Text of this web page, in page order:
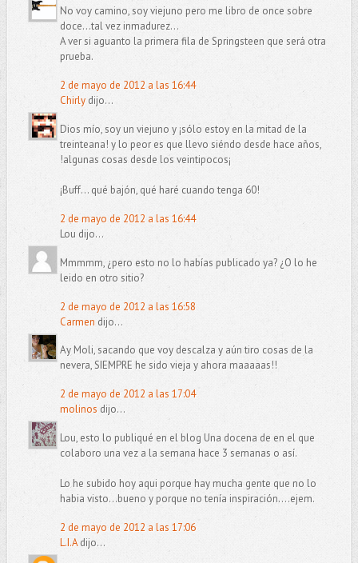
No voy camino, soy viejuno pero me libro de once sobre
doce...tal vez inmadurez...
A ver si aguanto la primera fila de Springsteen que será otra
prueba.
2 de mayo de 2012 a las 16:44
Chirlydijo...
Dios mío, soy un viejuno y ¡sólo estoy en la mitad de la
treinteana! y lo peor es que llevo siéndo desde hace años,
!algunas cosas desde los veintipocos¡
¡Buff... qué bajón, qué haré cuando tenga 60!
2 de mayo de 2012 a las 16:44
Lou dijo...
Mmmmm, ¿pero esto no lo habías publicado ya? ¿O lo he
leido en otro sitio?
2 de mayo de 2012 a las 16:58
Carmen dijo...
Ay Moli, sacando que voy descalza y aún tiro cosas de la
nevera, SIEMPRE he sido vieja y ahora maaaaas!!
2 de mayo de 2012 a las 17:04
molinos dijo...
Lou, esto lo publiqué en el blog Una docena de en el que
colaboro una vez a la semana hace 3 semanas o así.
Lo he subido hoy aqui porque hay mucha gente que no lo
habia visto...bueno y porque no tenía inspiración....ejem.
2 de mayo de 2012 a las 17:06
L.I.Adijo...